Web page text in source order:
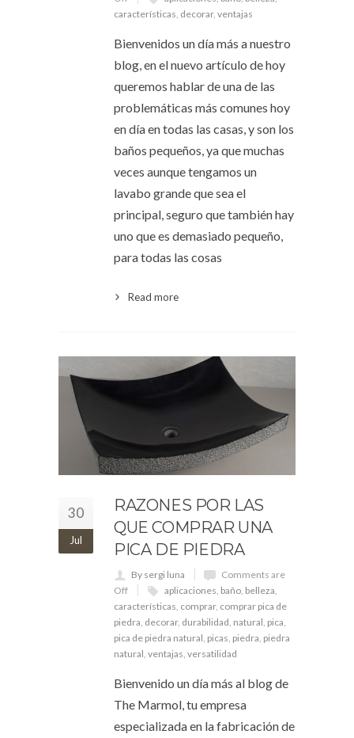
características decorar, ventajas
Bienvenidos un día más a nuestro
blog, en el nuevo artículo de hoy
queremos hablar de una de las
problemáticas más comunes hoy
en día en todas las casas, y son los
baños pequeños, ya que muchas
veces aunque tengamos un
lavabo grande que sea el
principal, seguro que también hay
uno que es demasiado pequeño,
para todas las cosas
Read more
30
Jul
RAZONES POR LAS
QUE COMPRAR UNA
PICA DE PIEDRA
By sergi luna
Comments are
Off
aplicaciones baño belleza
características comprar, comprar pica de
piedra decorar, durabilidad natural pica
pica de piedra natural picas piedra piedra
natural ventajas versatilidad
Bienvenido un día más al blog de
The Marmol, tu empresa
especializada en la fabricación de